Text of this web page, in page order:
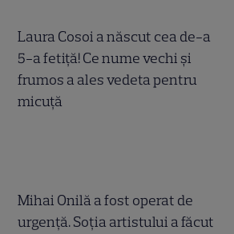
Laura Cosoi a născut cea de-a
5-a fetiță! Ce nume vechi și
frumos a ales vedeta pentru
micuță
Mihai Onilă a fost operat de
urgență. Soția artistului a făcut